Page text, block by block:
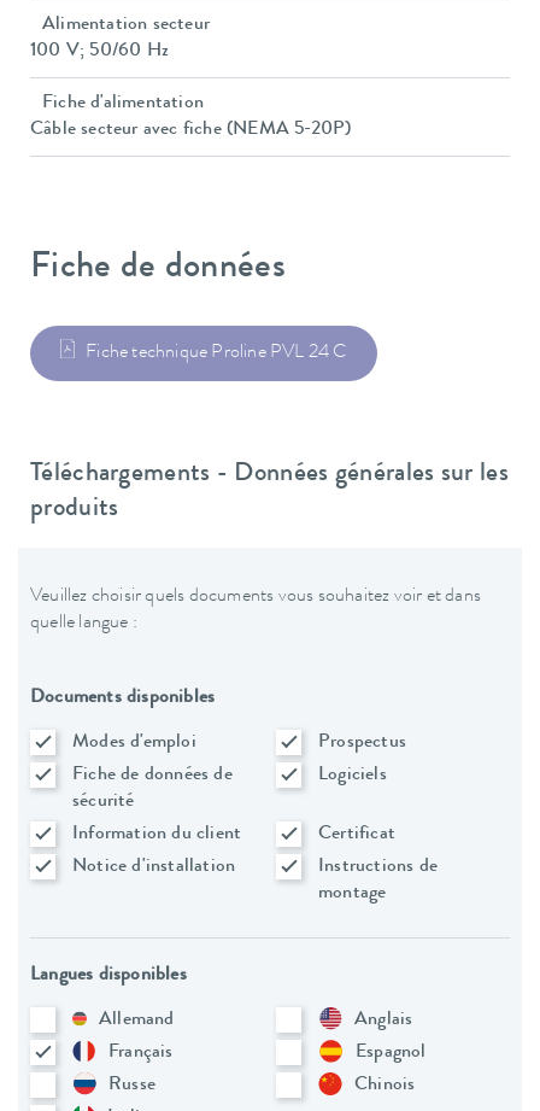
Alimentation secteur
100 V; 50/60 Hz
Fiche d'alimentation
Câble secteur avec fiche (NEMA 5-20P)
Fiche de données
Fiche technique Proline PVL 24 C
Téléchargements - Données générales sur les
produits
Veuillez choisir quels documents vous souhaitez voir et dans
quelle langue :
Documents disponibles
Modes d'emploi
Prospectus
Fiche de données de
sécurité
Logiciels
Information du client
Certificat
Notice d'installation
Instructions de
montage
Langues disponibles
Allemand
Anglais
Français
Espagnol
Russe
Chinois